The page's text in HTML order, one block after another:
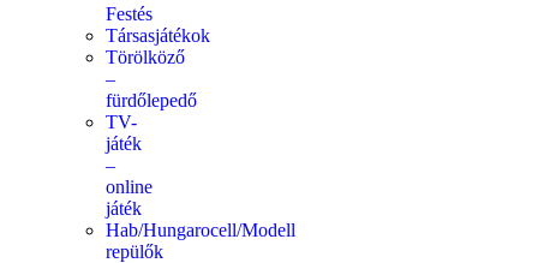
Festés
Társasjátékok
Törölköző
–
fürdőlepedő
TV-
játék
–
online
játék
Hab/Hungarocell/Modell
repülők